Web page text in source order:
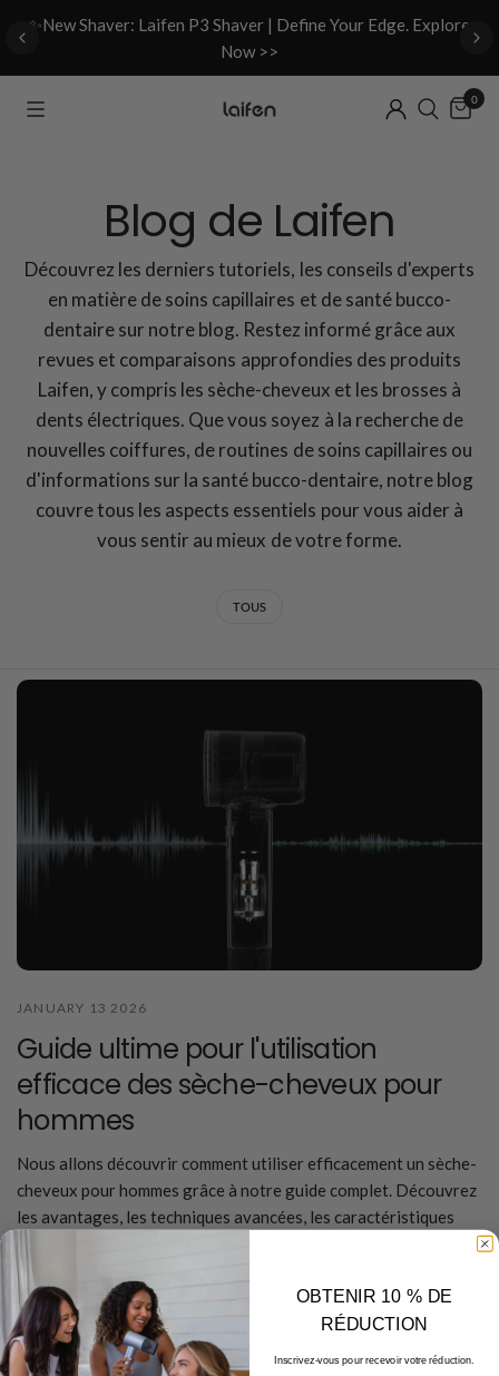
✨New Shaver: Laifen P3 Shaver | Define Your Edge. Explore
Now >>
0
Blog de Laifen
Découvrez les derniers tutoriels, les conseils d'experts
en matière de soins capillaires et de santé bucco-
dentaire sur notre blog. Restez informé grâce aux
revues et comparaisons approfondies des produits
Laifen, y compris les sèche-cheveux et les brosses à
dents électriques. Que vous soyez à la recherche de
nouvelles coiffures, de routines de soins capillaires ou
d'informations sur la santé bucco-dentaire, notre blog
couvre tous les aspects essentiels pour vous aider à
vous sentir au mieux de votre forme.
TOUS
JANUARY 13 2026
Guide ultime pour l'utilisation
efficace des sèche-cheveux pour
hommes
Nous allons découvrir comment utiliser efficacement un sèche-
cheveux pour hommes grâce à notre guide complet. Découvrez
les avantages, les techniques avancées, les caractéristiques
En savoir plus OBTENIR 10 % DE
RÉDUCTION
Inscrivez-vous pour recevoir votre réduction.